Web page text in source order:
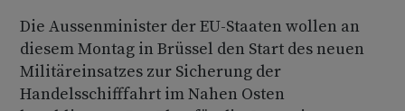
Die Aussenminister der EU-Staaten wollen an
diesem Montag in Brüssel den Start des neuen
Militäreinsatzes zur Sicherung der
Handelsschifffahrt im Nahen Osten